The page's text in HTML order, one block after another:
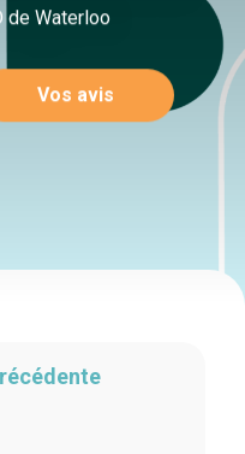
de Waterloo
Vos avis